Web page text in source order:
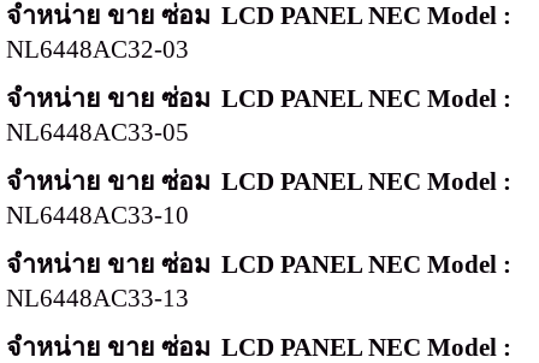
จำหน่าย ขาย ซ่อม LCD PANEL NEC Model :
NL6448AC32-03
จำหน่าย ขาย ซ่อม LCD PANEL NEC Model :
NL6448AC33-05
จำหน่าย ขาย ซ่อม LCD PANEL NEC Model :
NL6448AC33-10
จำหน่าย ขาย ซ่อม LCD PANEL NEC Model :
NL6448AC33-13
จำหน่าย ขาย ซ่อม LCD PANEL NEC Model :